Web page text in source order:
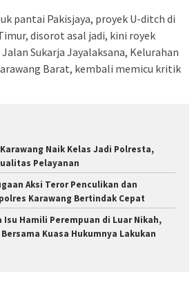
pantai Pakisjaya, proyek U-ditch di
disorot asal jadi, kini royek
Sukarja Jayalaksana, Kelurahan
Barat, kembali memicu kritik
Naik Kelas Jadi Polresta,
Pelayanan
Aksi Teror Penculikan dan
Karawang Bertindak Cepat
Isu Hamili Perempuan di Luar Nikah,
Kuasa Hukumnya Lakukan